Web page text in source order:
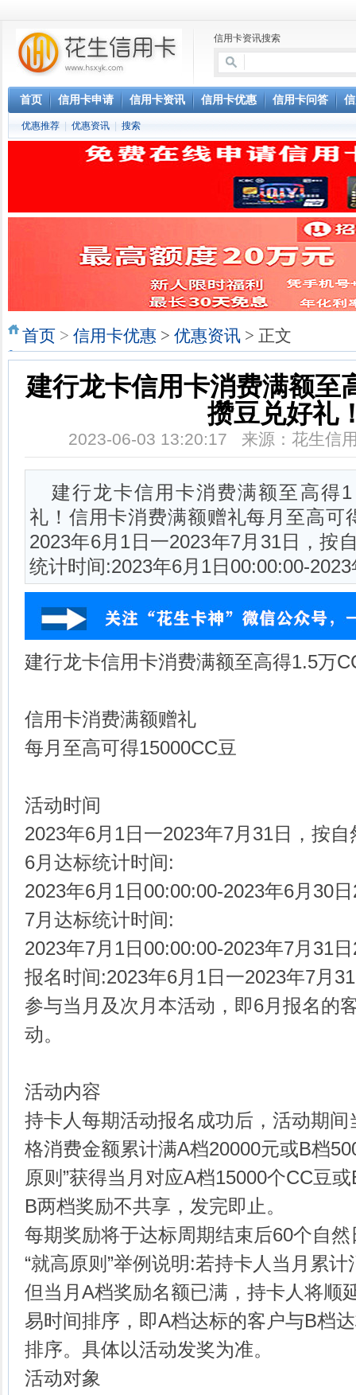
信用卡资讯搜索
首页 信用卡申请 信用卡资讯 信用卡优惠 信用卡问答
优惠推荐 优惠资讯 搜索
首页 > 信用卡优惠 > 优惠资讯 > 正文
建行龙卡信用卡消费满额至
攒豆兑好礼
2023-06-03 13:20:17 来源：花生信
建行龙卡信用卡消费满额至高得
礼！信用卡消费满额赠礼每月至高可
2023年6月1日一2023年7月31日，按
统计时间:2023年6月1日00:00:00-
建行龙卡信用卡消费满额至高得1.5万
信用卡消费满额赠礼
每月至高可得15000CC豆
活动时间
2023年6月1日一2023年7月31日，按
6月达标统计时间:
2023年6月1日00:00:00-2023年6月30
7月达标统计时间:
2023年7月1日00:00:00-2023年7月31
报名时间:2023年6月1日一2023年7月
参与当月及次月本活动，即6月报名的
动。
活动内容
持卡人每期活动报名成功后，活动期
格消费金额累计满A档20000元或B档
原则”获得当月对应A档15000个CC豆
B两档奖励不共享，发完即止。
每期奖励将于达标周期结束后60个自
“就高原则”举例说明:若持卡人当月累
但当月A档奖励名额已满，持卡人将顺
易时间排序，即A档达标的客户与B档
排序。具体以活动发奖为准。
活动对象